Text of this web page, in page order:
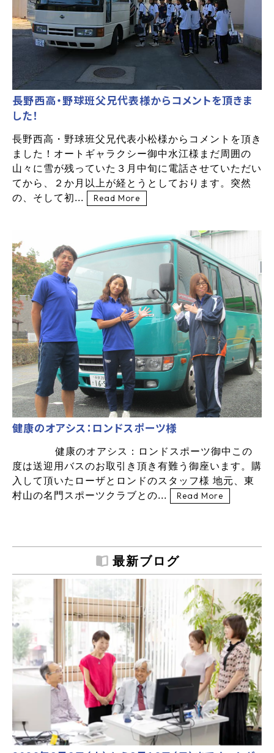
長野西高・野球班父兄代表様からコメントを頂きま
した！
長野西高・野球班父兄代表小松様からコメントを頂き
ました！オートギャラクシー御中水江様まだ周囲の
山々に雪が残っていた３月中旬に電話させていただい
てから、２か月以上が経とうとしております。突然
の、そして初...
Read More
健康のオアシス：ロンドスポーツ様
健康のオアシス：ロンドスポーツ御中この
度は送迎用バスのお取引き頂き有難う御座います。購
入して頂いたローザとロンドのスタッフ様 地元、東
村山の名門スポーツクラブとの...
Read More
最新ブログ